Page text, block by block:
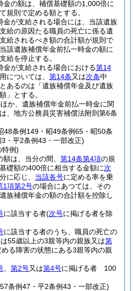
金の額は、補償基礎額の1,000倍に
規則で定める額とする。
金が支給される場合には、当該遺族
給の原因たる職員の死亡に係る遺
給されるべき額の合計額が規則で
該遺族補償年金前払一時金の額に
給を停止する。
金が支給される場合における第14
については、 第14条又は次条中
あるのは「遺族補償年金及び遺族
」とする。
か、遺族補償年金前払一時金に関
、地方公務員災害補償法附則第6条
48条例149・昭49条例65・昭50条
・平2条例43・一部改正)
特例)
は、当分の間、 第14条第4項の規
礎額の400倍に相当する金額に次
に応じ、 当該各号に定める率を乗
1項第2号の場合にあつては、その
族補償年金の額の合計額を控除し
に該当する者(次号に掲げる者を除
に該当する者のうち、職員の死亡の
55歳以上の3親等内の親族又は第
める障害の状態にある3親等内の親
第2号又は第4号に掲げる者 100
条例47・平2条例43・一部改正)